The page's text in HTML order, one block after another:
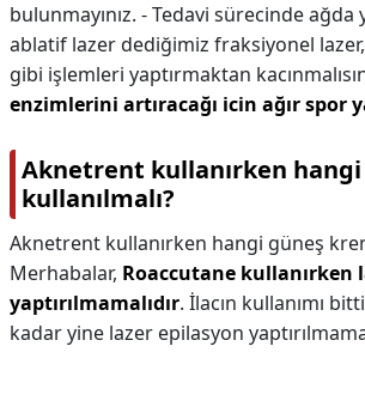
bulunmayınız. - Tedavi sürecinde ağda
ablatif lazer dediğimiz fraksiyonel
gibi işlemleri yaptırmaktan
enzimlerini artıracağı icin ağır spor
Aknetrent kullanırken
kullanılmalı?
Aknetrent kullanırken hangi güneş
Merhabalar, Roaccutane kullanırken
yaptırılmamalıdır. İlacın kullanımı
kadar yine lazer epilasyon